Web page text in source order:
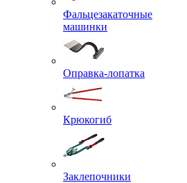
Фальцезакаточные
машинки
Оправка-лопатка
Крюкогиб
Заклепочники